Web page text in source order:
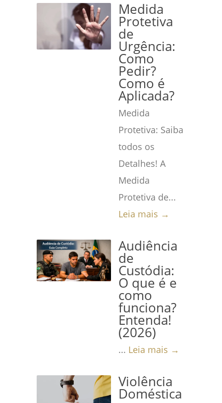
Medida
Protetiva
de
Urgência:
Como
Pedir?
Como é
Aplicada?
Medida
Protetiva: Saiba
todos os
Detalhes! A
Medida
Protetiva de...
Leia mais →
Audiência
de
Custódia:
O que é e
como
funciona?
Entenda!
(2026)
... Leia mais →
Violência
Doméstica